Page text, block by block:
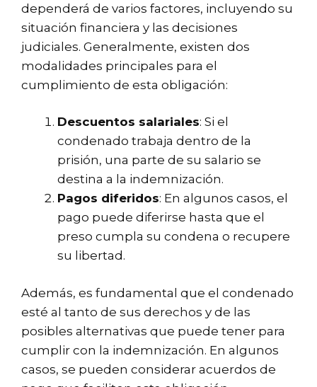
dependerá de varios factores, incluyendo su
situación financiera y las decisiones
judiciales. Generalmente, existen dos
modalidades principales para el
cumplimiento de esta obligación:
Descuentos salariales: Si el
condenado trabaja dentro de la
prisión, una parte de su salario se
destina a la indemnización.
Pagos diferidos: En algunos casos, el
pago puede diferirse hasta que el
preso cumpla su condena o recupere
su libertad.
Además, es fundamental que el condenado
esté al tanto de sus derechos y de las
posibles alternativas que puede tener para
cumplir con la indemnización. En algunos
casos, se pueden considerar acuerdos de